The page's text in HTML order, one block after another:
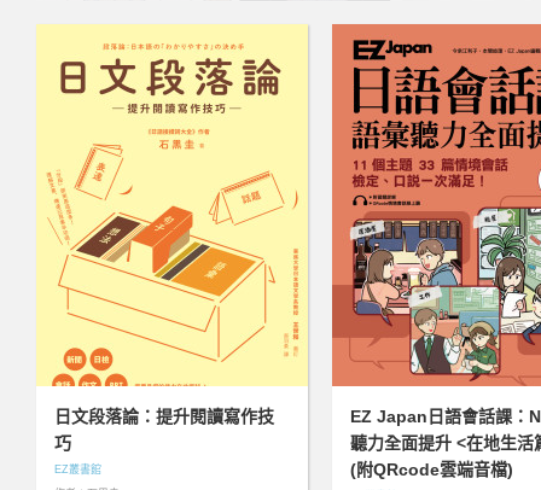
日文段落論：提升閱讀寫作技
巧
EZ叢書館
EZ Japan日語會話課：
聽力全面提升 <在地生活
(附QRcode雲端音檔)